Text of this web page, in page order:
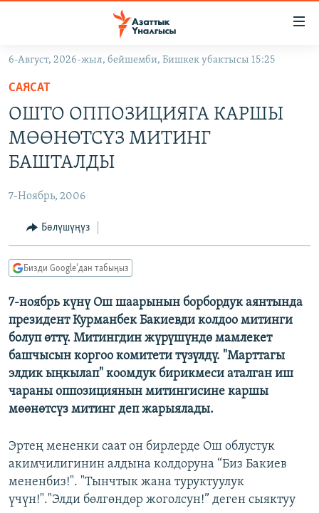
Навигацияга
өтүңүз
Издөөгө
салыңыз
САЯСАТ
МАДАНИЯТ
ДҮЙНӨ
УКРАИНА
ТВ ПРОГРАММАЛАР
БҮГҮН АЗАТТЫКТА
ДАНИСТЕ
ЭЖЕ-СИҢДИЛЕР
АЗАТТЫК+
ПОДКАСТ
Русский
ОНЛАЙН ШЕРИНЕ
6-Август, 2026-жыл, бейшемби, Бишкек убактысы 15:25
САЯСАТ
ОШТО ОППОЗИЦИЯГА КАРШЫ
МӨӨНӨТСҮЗ МИТИНГ
БАШТАЛДЫ
7-Ноябрь, 2006
Бөлүшүңүз
Бизди Google'дан табыңыз
7-ноябрь күнү Ош шаарынын борбордук аянтында
президент Курманбек Бакиевди колдоо митинги
болуп өттү. Митингдин жүрүшүндө мамлекет
башчысын коргоо комитети түзүлдү. "Марттагы
элдик ыңкылап" коомдук бирикмеси аталган иш
чараны оппозициянын митингисине каршы
мөөнөтсүз митинг деп жарыялады.
Эртең мененки саат он бирлерде Ош облустук
акимчилигинин алдына колдоруна “Биз Бакиев
мененбиз!". "Тынчтык жана туруктуулук
үчүн!"."Элди бөлгөндөр жоголсун!” деген сыяктуу